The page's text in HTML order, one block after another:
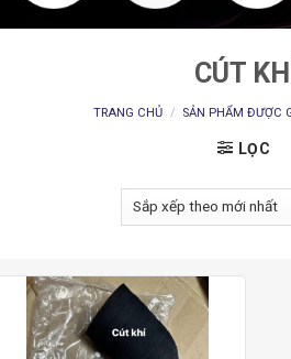
CÚT KHÍ
TRANG CHỦ / SẢN PHẨM ĐƯỢC
LỌC